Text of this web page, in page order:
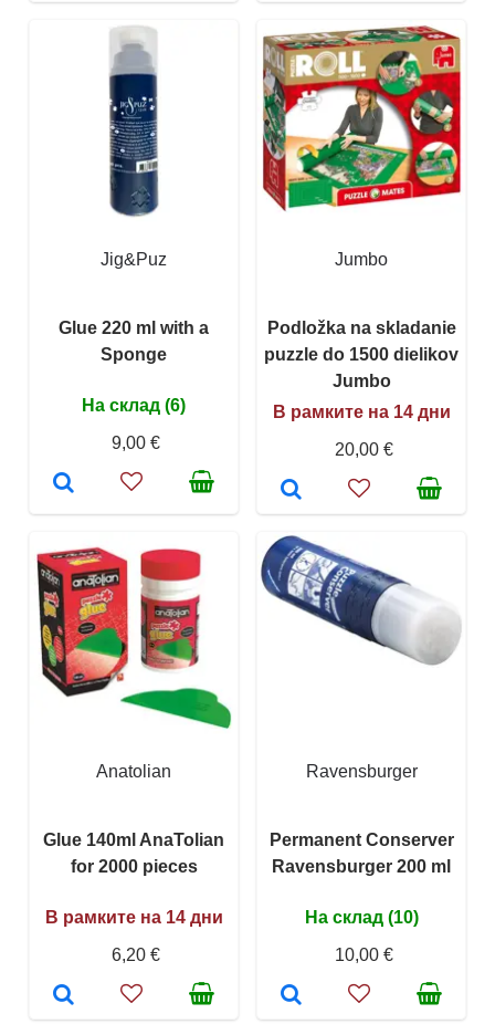
Jig&Puz
Glue 220 ml with a
Sponge
На склад (6)
9,00 €
Jumbo
Podložka na skladanie
puzzle do 1500 dielikov
Jumbo
В рамките на 14 дни
20,00 €
Anatolian
Glue 140ml AnaTolian
for 2000 pieces
В рамките на 14 дни
6,20 €
Ravensburger
Permanent Conserver
Ravensburger 200 ml
На склад (10)
10,00 €